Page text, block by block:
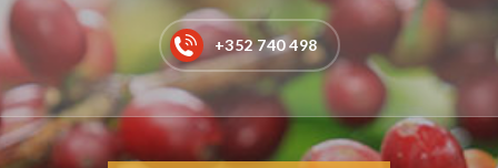
Service
Tabak
+352 740 498